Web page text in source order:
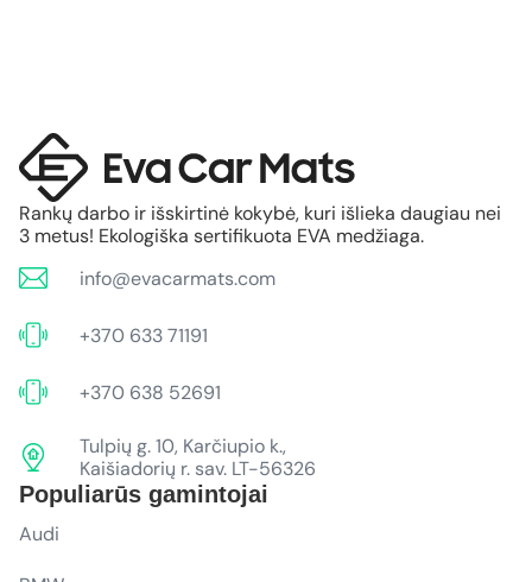
Rankų darbo ir išskirtinė kokybė, kuri išlieka daugiau nei
3 metus! Ekologiška sertifikuota EVA medžiaga.
info@evacarmats.com
+370 633 71191
+370 638 52691
Tulpių g. 10, Karčiupio k.,
Kaišiadorių r. sav. LT-56326
Populiarūs gamintojai
Audi